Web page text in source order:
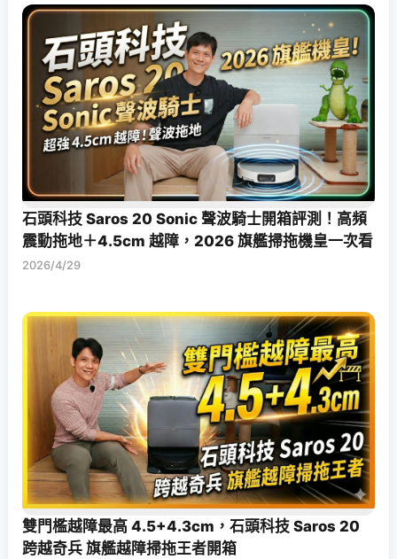
石頭科技 Saros 20 Sonic 聲波騎士開箱評測！高頻
震動拖地＋4.5cm 越障，2026 旗艦掃拖機皇一次看
2026/4/29
雙門檻越障最高 4.5+4.3cm，石頭科技 Saros 20
跨越奇兵 旗艦越障掃拖王者開箱